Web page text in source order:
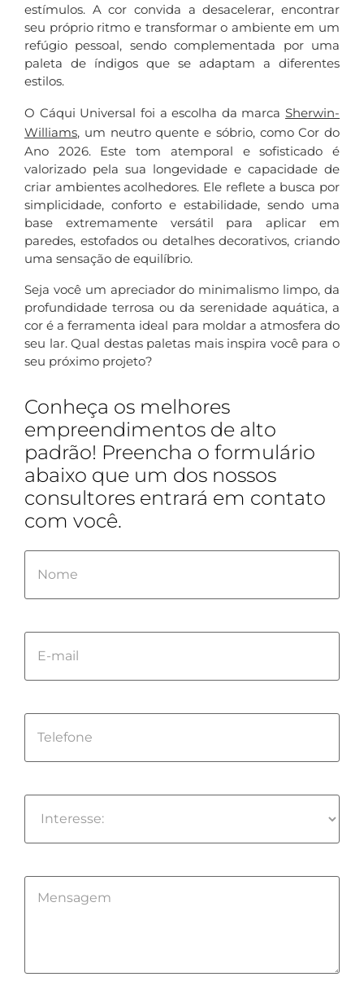
estímulos. A cor convida a desacelerar, encontrar
seu próprio ritmo e transformar o ambiente em um
refúgio pessoal, sendo complementada por uma
paleta de índigos que se adaptam a diferentes
estilos.
O Cáqui Universal foi a escolha da marca Sherwin-
Williams, um neutro quente e sóbrio, como Cor do
Ano 2026. Este tom atemporal e sofisticado é
valorizado pela sua longevidade e capacidade de
criar ambientes acolhedores. Ele reflete a busca por
simplicidade, conforto e estabilidade, sendo uma
base extremamente versátil para aplicar em
paredes, estofados ou detalhes decorativos, criando
uma sensação de equilíbrio.
Seja você um apreciador do minimalismo limpo, da
profundidade terrosa ou da serenidade aquática, a
cor é a ferramenta ideal para moldar a atmosfera do
seu lar. Qual destas paletas mais inspira você para o
seu próximo projeto?
Conheça os melhores
empreendimentos de alto
padrão! Preencha o formulário
abaixo que um dos nossos
consultores entrará em contato
com você.
leave
field
empty.